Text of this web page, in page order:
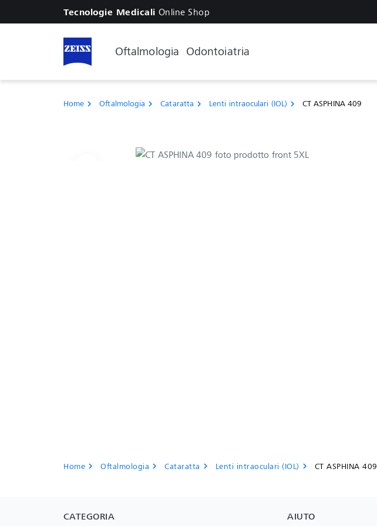
Tecnologie Medicali Online Shop
Oftalmologia Odontoiatria
Home chevron_right Oftalmologia chevron_right Cataratta chevron_right Lenti intraoculari (IOL) chevron_right CT ASPHINA 409
Home chevron_right Oftalmologia chevron_right Cataratta chevron_right Lenti intraoculari (IOL) chevron_right CT ASPHINA 409
CATEGORIA AIUTO